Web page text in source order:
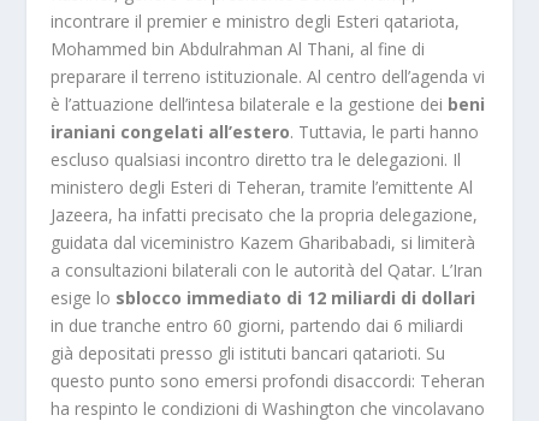
incontrare il premier e ministro degli Esteri qatariota,
Mohammed bin Abdulrahman Al Thani, al fine di
preparare il terreno istituzionale. Al centro dell’agenda vi
è l’attuazione dell’intesa bilaterale e la gestione dei beni
iraniani congelati all’estero. Tuttavia, le parti hanno
escluso qualsiasi incontro diretto tra le delegazioni. Il
ministero degli Esteri di Teheran, tramite l’emittenteAl
Jazeera, ha infatti precisato che la propria delegazione,
guidata dal viceministro Kazem Gharibabadi, si limiterà
a consultazioni bilaterali con le autorità del Qatar. L’Iran
esige lo sblocco immediato di 12 miliardi di dollari
in due tranche entro 60 giorni, partendo dai 6 miliardi
già depositati presso gli istituti bancari qatarioti. Su
questo punto sono emersi profondi disaccordi: Teheran
ha respinto le condizioni di Washington che vincolavano